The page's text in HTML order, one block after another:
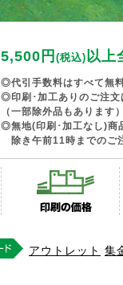
5,500円 (税込)以上
◎代引手数料はすべて無
◎印刷･加工ありのご注文
（一部除外品もあります
◎無地(印刷･加工なし)商
除き午前11時までのご
アウトレット 集